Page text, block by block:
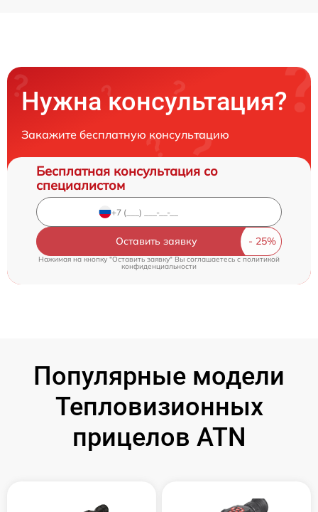
Нужна консультация?
Закажите бесплатную консультацию
Бесплатная консультация со
специалистом
Оставить заявку
Нажимая на кнопку "Оставить заявку" Вы соглашаетесь cполитикой
конфиденциальности
Популярные модели
Тепловизионных
прицелов ATN